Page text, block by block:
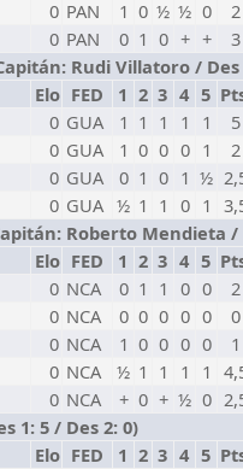
0 PAN 1 0 ½ ½ 0
2
0 PAN 0 1 0 + +
3
Rudi Villatoro / Des
Elo FED 1 2 3 4 5
0 GUA 1 1 1 1 1
5
0 GUA 1 0 0 0 1
2
0 GUA 0 1 0 1 ½
0 GUA ½ 1 1 0 1
Roberto Mendieta /
Elo FED 1 2 3 4 5
0 NCA 0 1 1 0 0
2
0 NCA 0 0 0 0 0
0
0 NCA 1 0 0 0 0
1
0 NCA ½ 1 1 1 1
0 NCA + 0 + ½ 0
1: 5 / Des 2: 0)
Elo FED 1 2 3 4 5